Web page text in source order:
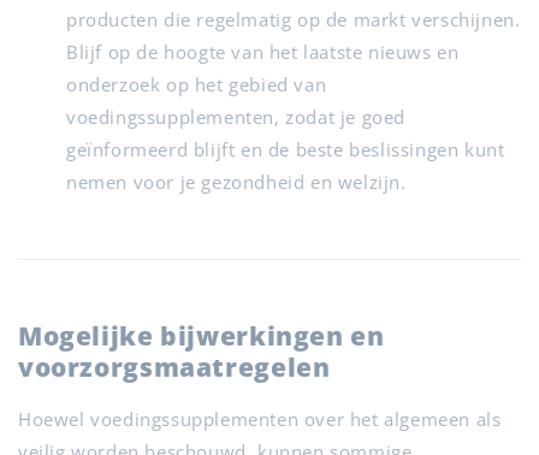
producten die regelmatig op de markt verschijnen.
Blijf op de hoogte van het laatste nieuws en
onderzoek op het gebied van
voedingssupplementen, zodat je goed
geïnformeerd blijft en de beste beslissingen kunt
nemen voor je gezondheid en welzijn.
Mogelijke bijwerkingen en
voorzorgsmaatregelen
Hoewel voedingssupplementen over het algemeen als